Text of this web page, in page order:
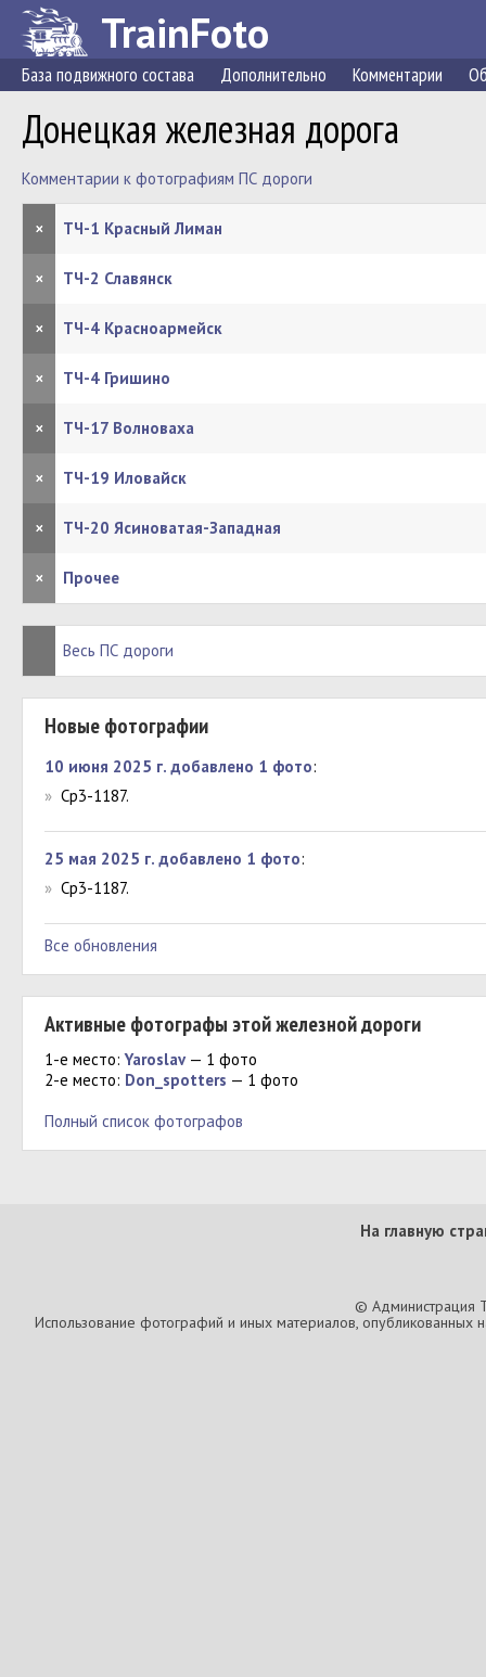
TrainFoto
База подвижного состава Дополнительно Комментарии
Донецкая железная дорога
Комментарии к фотографиям ПС дороги
× ТЧ-1 Красный Лиман
× ТЧ-2 Славянск
× ТЧ-4 Красноармейск
× ТЧ-4 Гришино
× ТЧ-17 Волноваха
× ТЧ-19 Иловайск
× ТЧ-20 Ясиноватая-Западная
× Прочее
Весь ПС дороги
Новые фотографии
10 июня 2025 г. добавлено 1 фото:
» Ср3-1187.
25 мая 2025 г. добавлено 1 фото:
» Ср3-1187.
Все обновления
Активные фотографы этой железной дороги
1-е место:Yaroslav— 1 фото
2-е место: Don_spotters — 1 фото
Полный список фотографов
На главную
© Администрация
Использование фотографий и иных материалов, опубликованных